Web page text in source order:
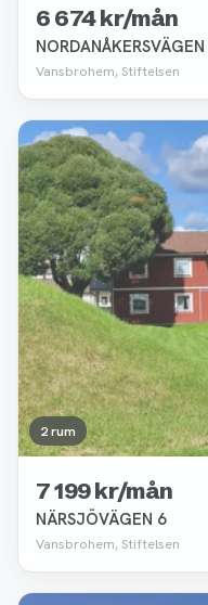
6 674 kr/mån
Vansbrohem, Stiftelsen
Borttagen
2 rum
7 199 kr/mån
NÄRSJÖVÄGEN 6
Vansbrohem, Stiftelsen